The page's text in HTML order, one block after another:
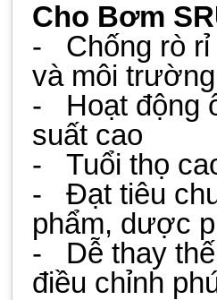
Cho Bơm
- Chống rò rỉ
và môi
- Hoạt động
suất cao
- Tuổi thọ
- Đạt tiêu
phẩm, dược
- Dễ thay
điều chỉnh